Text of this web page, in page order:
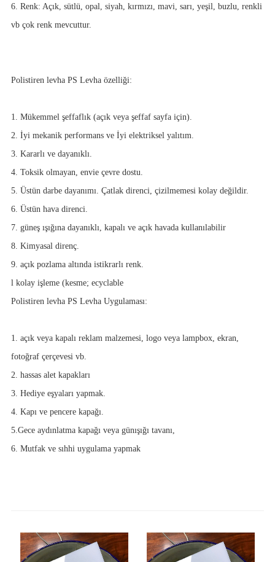
6. Renk: Açık, sütlü, opal, siyah, kırmızı, mavi, sarı, yeşil, buzlu, renkli
vb çok renk mevcuttur.
Polistiren levha PS Levha özelliği:
1. Mükemmel şeffaflık (açık veya şeffaf sayfa için).
2. İyi mekanik performans ve İyi elektriksel yalıtım.
3. Kararlı ve dayanıklı.
4. Toksik olmayan, envie çevre dostu.
5. Üstün darbe dayanımı. Çatlak direnci, çizilmemesi kolay değildir.
6. Üstün hava direnci.
7. güneş ışığına dayanıklı, kapalı ve açık havada kullanılabilir
8. Kimyasal direnç.
9. açık pozlama altında istikrarlı renk.
l kolay işleme (kesme; ecyclable
Polistiren levha PS Levha Uygulaması:
1. açık veya kapalı reklam malzemesi, logo veya lampbox, ekran,
fotoğraf çerçevesi vb.
2. hassas alet kapakları
3. Hediye eşyaları yapmak.
4. Kapı ve pencere kapağı.
5.Gece aydınlatma kapağı veya günışığı tavanı,
6. Mutfak ve sıhhi uygulama yapmak